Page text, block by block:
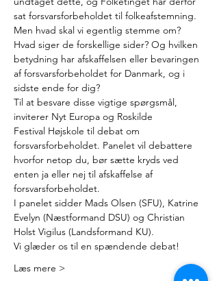
sat forsvarsforbeholdet til folkeafstemning.
Men hvad skal vi egentlig stemme om?
Hvad siger de forskellige sider? Og hvilken
betydning har afskaffelsen eller bevaringen
af forsvarsforbeholdet for Danmark, og i
sidste ende for dig?
Til at besvare disse vigtige spørgsmål,
inviterer Nyt Europa og Roskilde
Festival Højskole til debat om
forsvarsforbeholdet. Panelet vil debattere
hvorfor netop du, bør sætte kryds ved
enten ja eller nej til afskaffelse af
forsvarsforbeholdet.
I panelet sidder Mads Olsen (SFU), Katrine
Evelyn (Næstformand DSU) og Christian
Holst Vigilus (Landsformand KU).
Vi glæder os til en spændende debat!
Læs mere >